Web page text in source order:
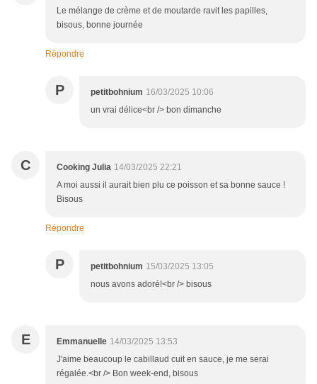
Le mélange de crème et de moutarde ravit les papilles,
bisous, bonne journée
Répondre
P petitbohnium 16/03/2025 10:06
un vrai délice<br /> bon dimanche
C Cooking Julia 14/03/2025 22:21
A moi aussi il aurait bien plu ce poisson et sa bonne sauce !
Bisous
Répondre
P petitbohnium 15/03/2025 13:05
nous avons adoré!<br /> bisous
E Emmanuelle 14/03/2025 13:53
J'aime beaucoup le cabillaud cuit en sauce, je me serai
régalée.<br /> Bon week-end, bisous